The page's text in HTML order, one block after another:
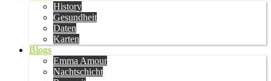
History
Gesundheit
Daten
Karten
Blogs
Emma Amour
Nachtschicht